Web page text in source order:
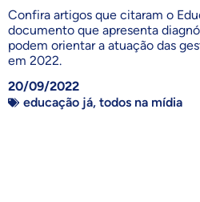
Confira artigos que citaram o
documento que apresenta
podem orientar a atuação das
em 2022.
20/09/2022
educação já,todos na mídia